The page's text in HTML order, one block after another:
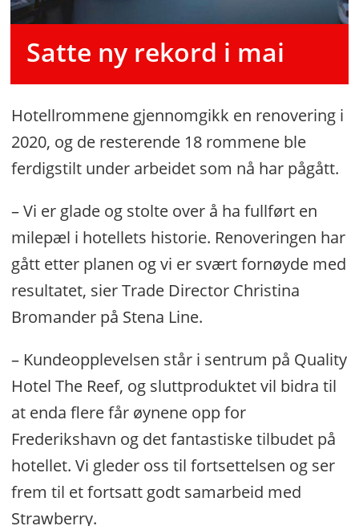
Satte ny rekord i mai
Hotellrommene gjennomgikk en renovering i
2020, og de resterende 18 rommene ble
ferdigstilt under arbeidet som nå har pågått.
– Vi er glade og stolte over å ha fullført en
milepæl i hotellets historie. Renoveringen har
gått etter planen og vi er svært fornøyde med
resultatet, sier Trade Director Christina
Bromander på Stena Line.
– Kundeopplevelsen står i sentrum på Quality
Hotel The Reef, og sluttproduktet vil bidra til
at enda flere får øynene opp for
Frederikshavn og det fantastiske tilbudet på
hotellet. Vi gleder oss til fortsettelsen og ser
frem til et fortsatt godt samarbeid med
Strawberry.